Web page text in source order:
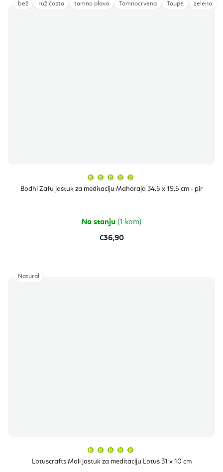
Bodhi Zafu jastuk za meditaciju Maharaja 34,5 x 19,5 cm - pir
proizvoda
je
zvjezdica.
Na stanju (1 kom)
€36,90
bež ružičasta tamno plava Tamnocrvena Taupe zelena
Lotuscrafts Mali jastuk za meditaciju Lotus 31 x 10 cm
proizvoda
je
Natural